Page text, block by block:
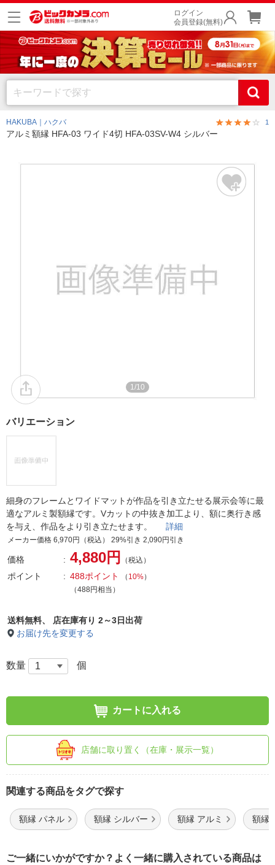
ログイン
会員登録(無料)
HAKUBA｜ハクバ 1
アルミ額縁 HFA-03 ワイド4切 HFA-03SV-W4 シルバー
1/10
バリエーション
細身のフレームとワイドマットが作品を引き立たせる展示会等に最
適なアルミ製額縁です。Vカットの中抜き加工より、額に奥行き感
を与え、作品をより引き立たせます。 詳細
メーカー価格 6,970円（税込） 29%引き 2,090円引き
価格 4,880円 （税込）
ポイント 488ポイント （ 10%）
（488円相当）
送料無料、
店在庫有り 2～3日出荷
お届け先を変更する
数量 個
カートに入れる
店舗に取り置く（在庫・展示一覧）
関連する商品をタグで探す
額縁 パネル 額縁 シルバー 額縁 アルミ 額縁
ご一緒にいかがですか？よく一緒に購入されている商品は